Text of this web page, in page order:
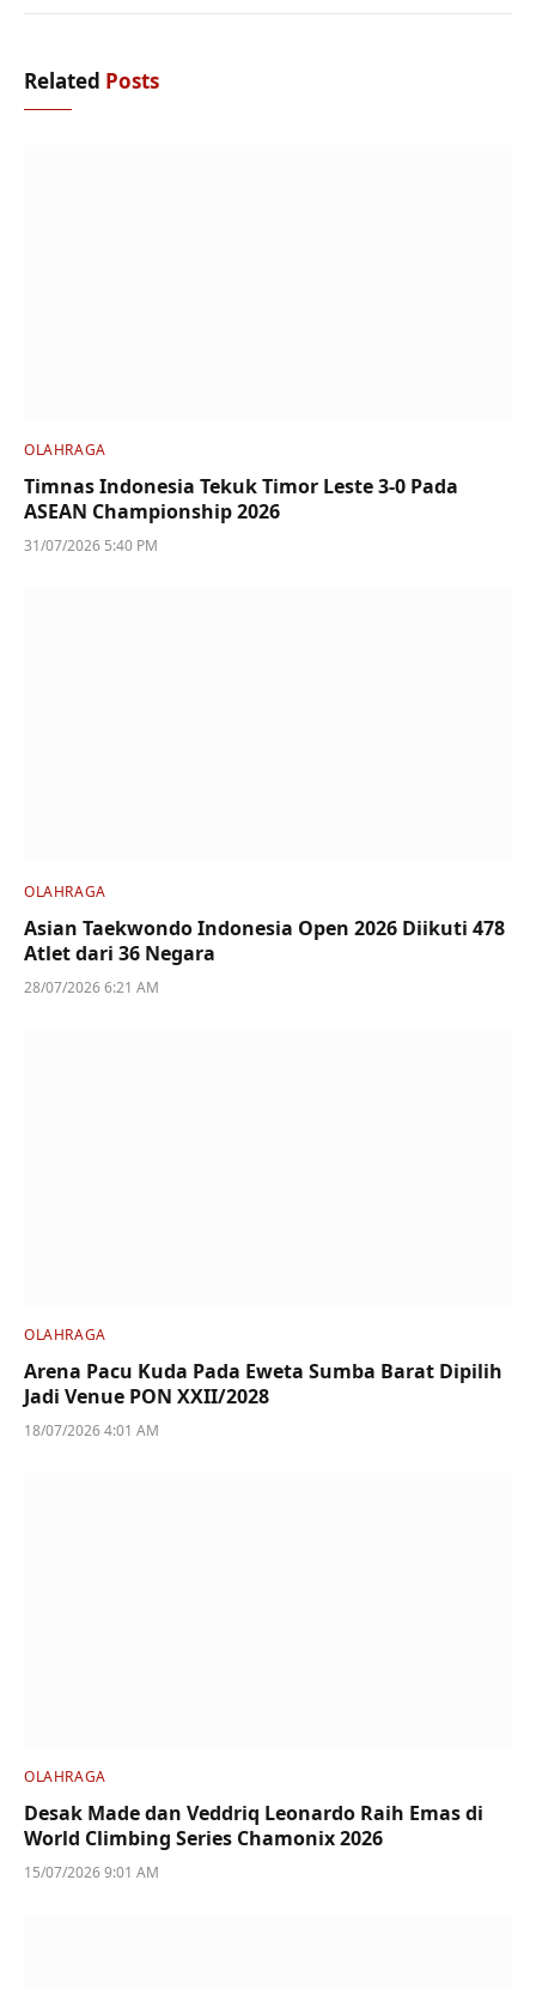
Related Posts
OLAHRAGA
Timnas Indonesia Tekuk Timor Leste 3-0 Pada
ASEAN Championship 2026
31/07/2026 5:40 PM
OLAHRAGA
Asian Taekwondo Indonesia Open 2026 Diikuti 478
Atlet dari 36 Negara
28/07/2026 6:21 AM
OLAHRAGA
Arena Pacu Kuda Pada Eweta Sumba Barat Dipilih
Jadi Venue PON XXII/2028
18/07/2026 4:01 AM
OLAHRAGA
Desak Made dan Veddriq Leonardo Raih Emas di
World Climbing Series Chamonix 2026
15/07/2026 9:01 AM